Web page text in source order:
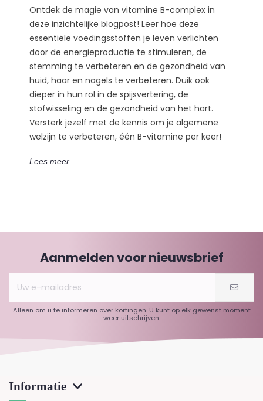
Ontdek de magie van vitamine B-complex in
deze inzichtelijke blogpost! Leer hoe deze
essentiële voedingsstoffen je leven verlichten
door de energieproductie te stimuleren, de
stemming te verbeteren en de gezondheid van
huid, haar en nagels te verbeteren. Duik ook
dieper in hun rol in de spijsvertering, de
stofwisseling en de gezondheid van het hart.
Versterk jezelf met de kennis om je algemene
welzijn te verbeteren, één B-vitamine per keer!
Lees meer
Aanmelden voor nieuwsbrief
Alleen om u te informeren over kortingen. U kunt op elk gewenst moment
weer uitschrijven.
Informatie